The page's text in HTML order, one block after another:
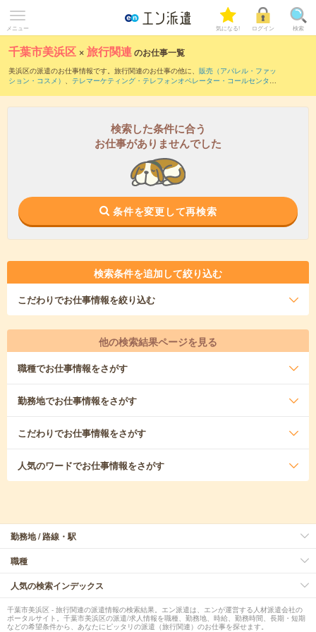
メニュー 気になる! ログイン 検索
千葉市美浜区 ×旅行関連のお仕事一覧
美浜区の派遣のお仕事情報です。旅行関連のお仕事の他に、 販売（アパレル・ファッ
ション・コスメ） 、 テレマーケティング・テレフォンオペレーター・コールセンター
辞典：旅行関連のお仕事とは？とは？
検索した条件に合う
お仕事がありませんでした
条件を変更して再検索
検索条件を追加して絞り込む
こだわりでお仕事情報を絞り込む
他の検索結果ページを見る
職種でお仕事情報をさがす
勤務地でお仕事情報をさがす
こだわりでお仕事情報をさがす
人気のワードでお仕事情報をさがす
勤務地 / 路線・駅
職種
人気の検索インデックス
千葉市美浜区 - 旅行関連の派遣情報の検索結果。エン派遣は、エンが運営する人材派遣会社の
ポータルサイト。千葉市美浜区の派遣/求人情報を職種、勤務地、時給、勤務時間、長期・短期
などの希望条件から、あなたにピッタリの派遣（旅行関連）のお仕事を探せます。